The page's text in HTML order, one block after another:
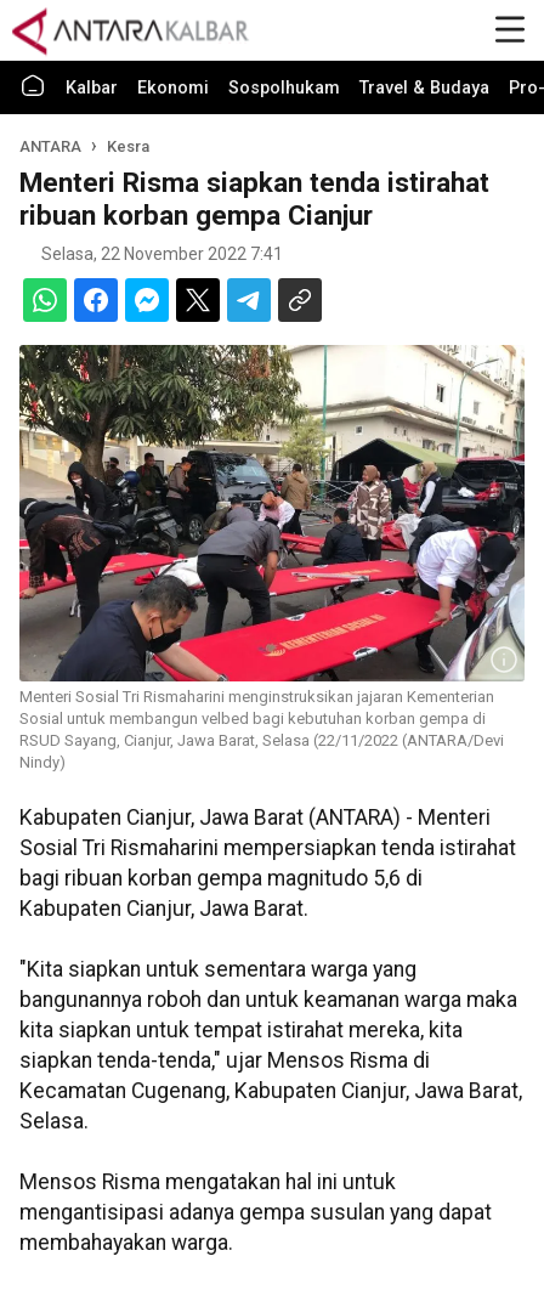
Kalbar Ekonomi Sospolhukam Travel & Budaya
ANTARA Kesra
Menteri Risma siapkan tenda istirahat
ribuan korban gempa Cianjur
Selasa, 22 November 2022 7:41
Menteri Sosial Tri Rismaharini menginstruksikan jajaran Kementerian
Sosial untuk membangun velbed bagi kebutuhan korban gempa di
RSUD Sayang, Cianjur, Jawa Barat, Selasa (22/11/2022 (ANTARA/Devi
Nindy)
Kabupaten Cianjur, Jawa Barat (ANTARA) - Menteri
Sosial Tri Rismaharini mempersiapkan tenda istirahat
bagi ribuan korban gempa magnitudo 5,6 di
Kabupaten Cianjur, Jawa Barat.
"Kita siapkan untuk sementara warga yang
bangunannya roboh dan untuk keamanan warga maka
kita siapkan untuk tempat istirahat mereka, kita
siapkan tenda-tenda," ujar Mensos Risma di
Kecamatan Cugenang, Kabupaten Cianjur, Jawa Barat,
Selasa.
Mensos Risma mengatakan hal ini untuk
mengantisipasi adanya gempa susulan yang dapat
membahayakan warga.